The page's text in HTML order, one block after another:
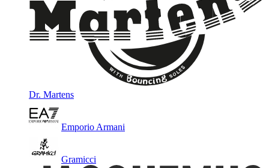
Dr. Martens
Emporio Armani
Gramicci